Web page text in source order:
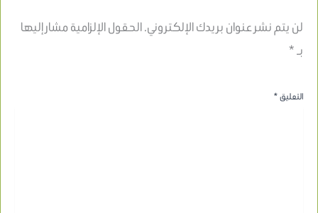
لن يتم نشر عنوان بريدك الإلكتروني.الحقول الإلزامية مشار إليها
بـ*
التعليق*